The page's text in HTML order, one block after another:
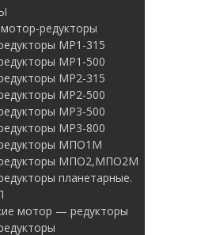
редукторы
МР1-315
МР1-500
МР2-315
МР2-500
МР3-500
МР3-800
МПО1М
МПО2,МПО2М
планетарные.
мотор — редукторы